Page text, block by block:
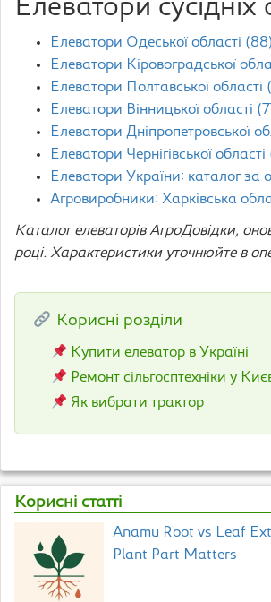
Елеватори сусідніх
Елеватори Одеської області (88)
Елеватори Кіровоградської
Елеватори Полтавської області
Елеватори Вінницької області
Елеватори Дніпропетровської
Елеватори Чернігівської області
Елеватори України: каталог за
Агровиробники: Харківська
Каталог елеваторів АгроДовідки,
році. Характеристики уточнюйте в
Корисні розділи
Купити елеватор в Україні
Ремонт сільгосптехніки у
Як вибрати трактор
Корисні статті
Anamu Root vs Leaf
Plant Part Matters